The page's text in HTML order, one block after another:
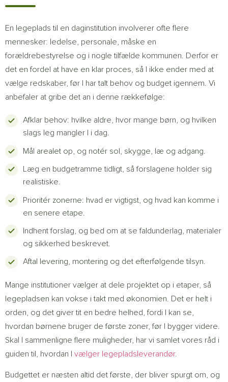
En legeplads til en daginstitution involverer ofte flere
mennesker: ledelse, personale, måske en
forældrebestyrelse og i nogle tilfælde kommunen. Derfor er
det en fordel at have en klar proces, så I ikke ender med at
vælge redskaber, før I har talt behov og budget igennem. Vi
anbefaler at gribe det an i denne rækkefølge:
Afklar behov: hvilke aldre, hvor mange børn, og hvilken
slags leg mangler I i dag.
Mål arealet op, og notér sol, skygge, læ og adgang.
Læg en budgetramme tidligt, så forslagene holder sig
realistiske.
Prioritér zonerne: hvad er vigtigst, og hvad kan komme i
en senere etape.
Indhent forslag, og bed om at se faldunderlag, materialer
og sikkerhed beskrevet.
Aftal levering, montering og det efterfølgende tilsyn.
Mange institutioner vælger at dele projektet op i etaper, så
legepladsen kan vokse i takt med økonomien. Det er helt i
orden, og det giver tit en bedre helhed, fordi I kan se,
hvordan børnene bruger de første zoner, før I bygger videre.
Skal I sammenligne flere muligheder, har vi samlet vores råd i
guiden til, hvordan I vælger legepladsleverandør.
Budgettet er næsten altid det første, der bliver spurgt om, og